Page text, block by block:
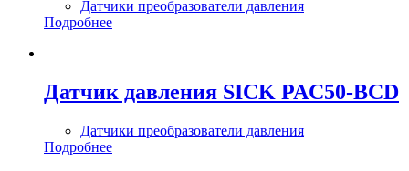
Датчики преобразователи давления
Подробнее
Датчик давления SICK PAC50-BCD
Датчики преобразователи давления
Подробнее